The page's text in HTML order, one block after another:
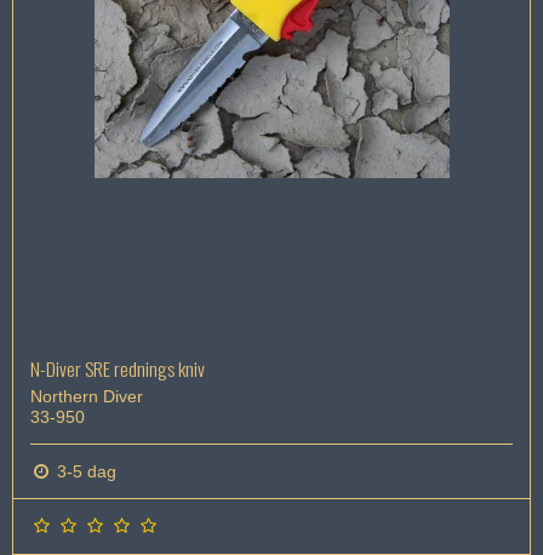
N-Diver SRE rednings kniv
Northern Diver
33-950
3-5 dag